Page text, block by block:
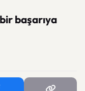
başarıya